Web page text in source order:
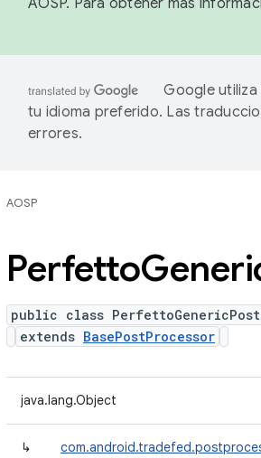
AOSP. Para obtener más
Google
tu idioma preferido. Las
errores.
AOSP
Perfetto
public class
extends BasePostProcessor
java.lang.Object
↳